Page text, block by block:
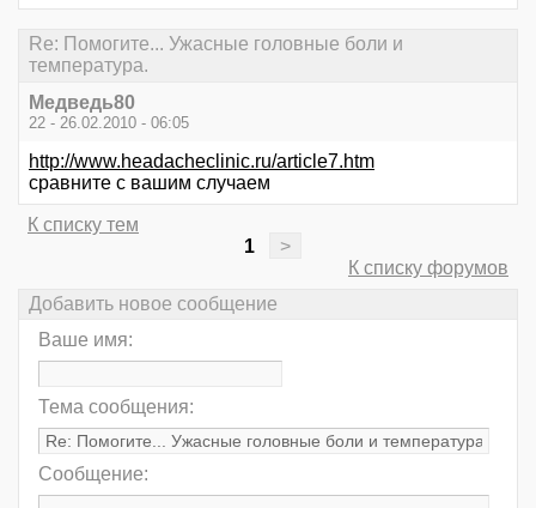
Re: Помогите... Ужасные головные боли и
температура.
Медведь80
22 - 26.02.2010 - 06:05
http://www.headacheclinic.ru/article7.htm
сравните с вашим случаем
К списку тем
1
>
К списку форумов
Добавить новое сообщение
Ваше имя:
Тема сообщения:
Сообщение: